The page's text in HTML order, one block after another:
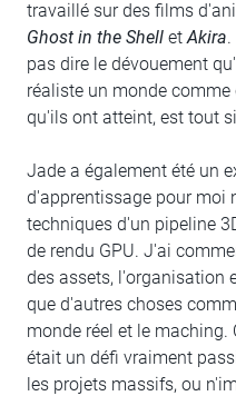
travaillé sur des films
Ghost in the Shell etAkira
pas dire le dévouement
réaliste un monde
qu'ils ont atteint, est tout
Jade a également été un
d'apprentissage pour moi
techniques d'un pipeline
de rendu GPU. J'ai
des assets, l'organisation
que d'autres choses
monde réel et le
était un défi vraiment
les projets massifs, ou